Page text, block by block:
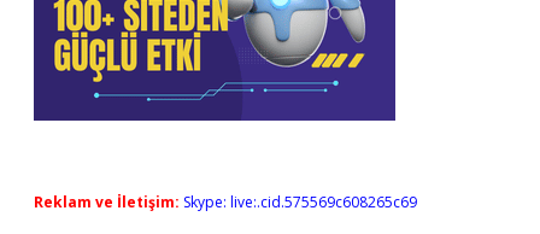
Reklam ve İletişim: Skype: live:.cid.575569c608265c69